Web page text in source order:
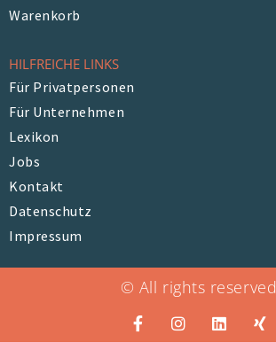
Warenkorb
HILFREICHE LINKS
Für Privatpersonen
Für Unternehmen
Lexikon
Jobs
Kontakt
Datenschutz
Impressum
© All rights reserved